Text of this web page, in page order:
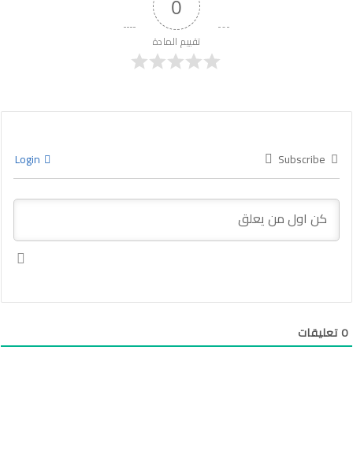
0
تقييم المادة
Subscribe
0تعليقات